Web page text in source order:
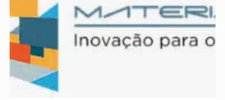
A
SEGURANÇA
ENGENHARIA
SEGURANÇA